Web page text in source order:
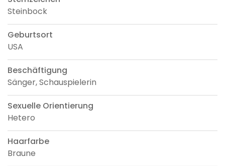
Steinbock
Geburtsort
USA
Beschäftigung
Sänger, Schauspielerin
Sexuelle Orientierung
Hetero
Haarfarbe
Braune